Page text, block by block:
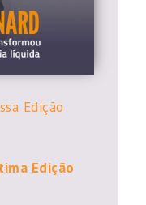
Edição
Edição